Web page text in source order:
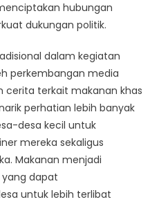
hubungan
dukungan politik.
dalam kegiatan
perkembangan media
cerita terkait makanan khas
perhatian lebih banyak
desa kecil untuk
mereka sekaligus
Makanan menjadi
dapat
untuk lebih terlibat